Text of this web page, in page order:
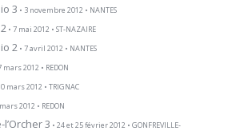
3 • 3 novembre 2012 • NANTES
• 7 mai 2012 • ST-NAZAIRE
2 • 7 avril 2012 • NANTES
mars 2012 • REDON
mars 2012 • TRIGNAC
2012 • REDON
3 • 24 et 25 février 2012 • GONFREVILLE-